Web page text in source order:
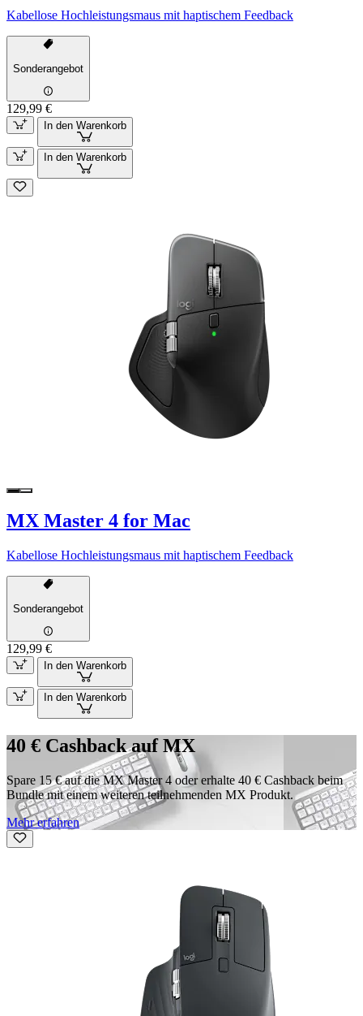
Kabellose Hochleistungsmaus mit haptischem Feedback
Sonderangebot
129,99 €
In den Warenkorb
In den Warenkorb
MX Master 4 for Mac
Kabellose Hochleistungsmaus mit haptischem Feedback
Sonderangebot
129,99 €
In den Warenkorb
In den Warenkorb
40 € Cashback auf MX
Spare 15 € auf die MX Master 4 oder erhalte 40 € Cashback beim
Bundle mit einem weiteren teilnehmenden MX Produkt.
Mehr erfahren